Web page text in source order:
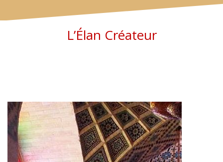
L’Élan Créateur